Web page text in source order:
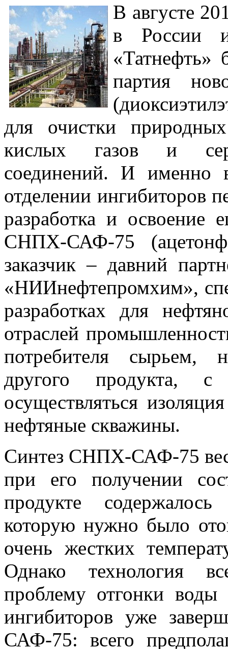
В августе
в России
«Татнефть»
партия
для очистки
кислых газов и
соединений. И именно
отделении ингибиторов
разработка и освоение
СНПХ-САФ-75
заказчик – давний
«НИИнефтепромхим»,
разработках для
отраслей
потребителя сырьем,
другого продукта,
осуществляться
нефтяные скважины.
Синтез СНПХ-САФ-75
при его получении
продукте
которую нужно было
очень жестких
Однако технология
проблему отгонки
ингибиторов уже
САФ-75: всего